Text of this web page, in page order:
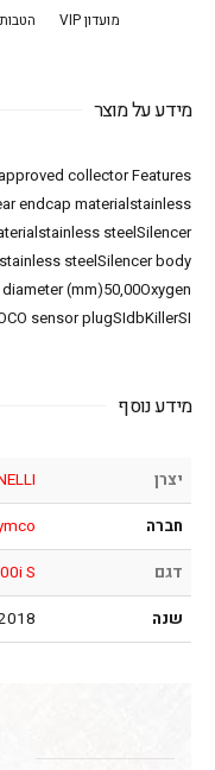
מועדון VIP
מידע על מוצר
collector Features
endcap materialstainless
steelSilencer
steelSilencer body
(mm)50,00Oxygen
sensor plugSIdbKillerSI
מידע נוסף
יצרן
חברה
דגם
S
שנה
– 2019